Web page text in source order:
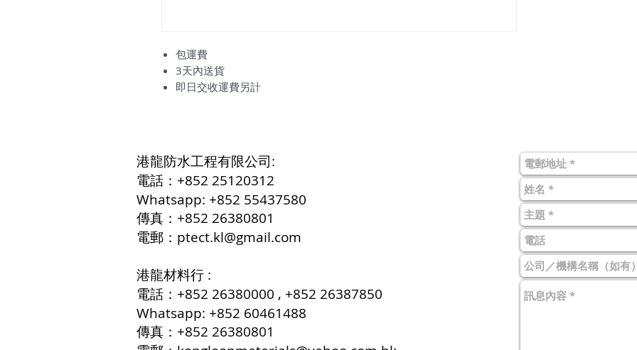
包運費
3天內送貨
即日交收運費另計
港龍防水工程有限公司:
電話：+852 25120312
Whatsapp: +852 55437580
傳真：+852 26380801
電郵： ptect.kl@gmail.com
港龍材料行 :
電話：+852 26380000 , +852 26387850
Whatsapp: +852 60461488
傳真：+852 26380801